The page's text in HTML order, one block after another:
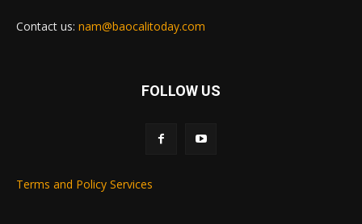
Contact us: nam@baocalitoday.com
FOLLOW US
Terms and Policy Services